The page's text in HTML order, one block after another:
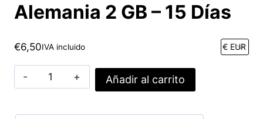
Alemania 2 GB – 15 Días
€6,50IVA incluido
Alemania
2
Añadir al carrito